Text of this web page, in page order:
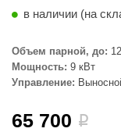
в наличии (на
Объем парной, до:
Мощность: 9 кВт
Управление:
65 700 i